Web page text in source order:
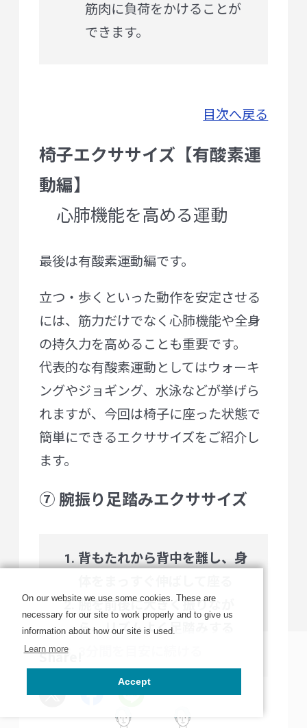
Share!
筋肉に負荷をかけることが
できます。
目次へ戻る
椅子エクササイズ【有酸素運
動編】
心肺機能を高める運動
最後は有酸素運動編です。
立つ・歩くといった動作を安定させる
には、筋力だけでなく心肺機能や全身
の持久力を高めることも重要です。
代表的な有酸素運動としてはウォーキ
ングやジョギング、水泳などが挙げら
れますが、今回は椅子に座った状態で
簡単にできるエクササイズをご紹介し
ます。
⑦ 腕振り足踏みエクササイズ
背もたれから背中を離し、身
腕を前後に大きく振りなが
ら、リズムよく足踏みする
On our website we use some cookies. These are
necessary for our site to work properly and to give us
information about how our site is used.
Learn more
Accept